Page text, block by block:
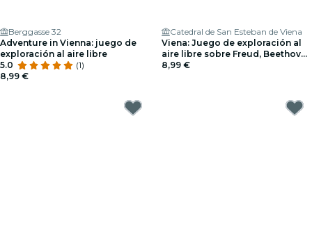
Berggasse 32
Adventure in Vienna: juego de
exploración al aire libre
5.0
(1)
8,99 €
Catedral de San Esteban de Viena
Viena: Juego de exploración al
aire libre sobre Freud, Beethoven
y Mozart
8,99 €